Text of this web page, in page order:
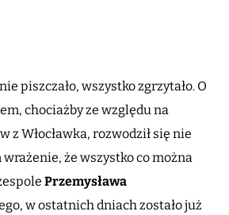
piszczało, wszystko zgrzytało. O
chociażby ze względu na
z Włocławka, rozwodził się nie
że wszystko co można
Przemysława
w ostatnich dniach zostało już